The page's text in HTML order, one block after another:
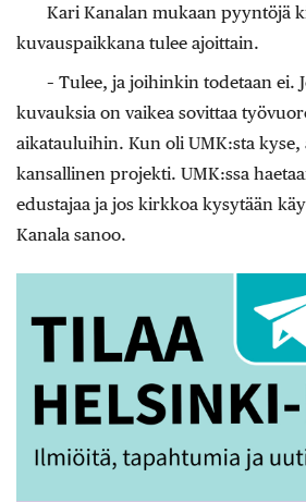
Kari Kanalan mukaan pyyntöjä
kuvauspaikkana tulee ajoittain.
– Tulee, ja joihinkin todetaan ei.
kuvauksia on vaikea sovittaa
aikatauluihin. Kun oli UMK:sta kyse,
kansallinen projekti. UMK:ssa
edustajaa ja jos kirkkoa kysytään
Kanala sanoo.